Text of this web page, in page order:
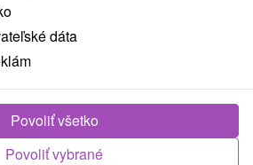
uvoľnenie organizmu a
a pohody
Od 4 NocíPolpenzia
vyšetrením, výberom
dáta
Povoliť vybrané
Povoliť všetko